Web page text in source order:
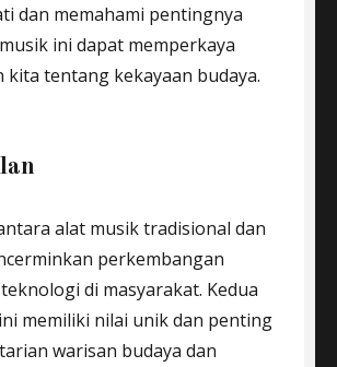
dan memahami pentingnya
ini dapat memperkaya
kita tentang kekayaan budaya.
alat musik tradisional dan
perkembangan
di masyarakat. Kedua
memiliki nilai unik dan penting
warisan budaya dan